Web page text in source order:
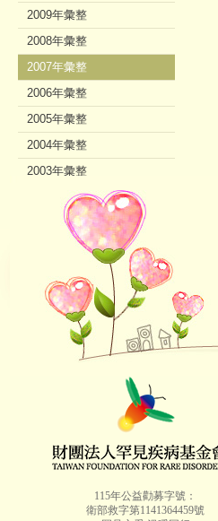
2009年彙整
2008年彙整
2007年彙整
2006年彙整
2005年彙整
2004年彙整
2003年彙整
2002年彙整
115年公益勸募字號：
衛部救字第1141364459號